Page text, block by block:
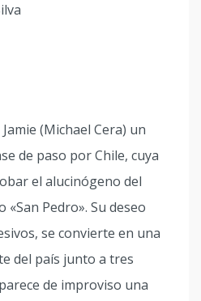
(Michael Cera) un
de paso por Chile, cuya
el alucinógeno del
«San Pedro». Su deseo
se convierte en una
del país junto a tres
de improviso una